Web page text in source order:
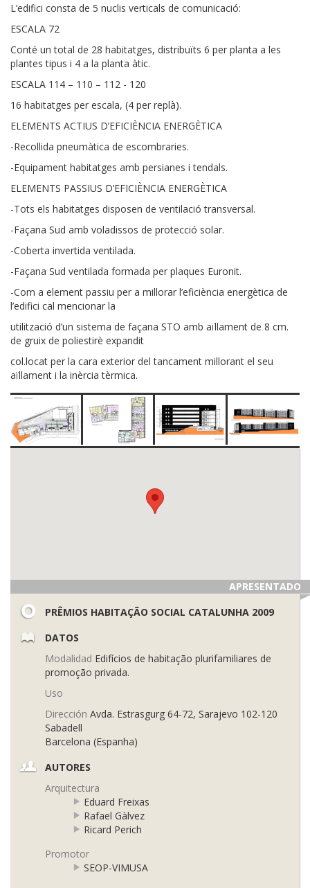
L’edifici consta de 5 nuclis verticals de comunicació:
ESCALA 72
Conté un total de 28 habitatges, distribuïts 6 per planta a les
plantes tipus i 4 a la planta àtic.
ESCALA 114 – 110 – 112 - 120
16 habitatges per escala, (4 per replà).
ELEMENTS ACTIUS D’EFICIÈNCIA ENERGÈTICA
-Recollida pneumàtica de escombraries.
-Equipament habitatges amb persianes i tendals.
ELEMENTS PASSIUS D’EFICIÈNCIA ENERGÈTICA
-Tots els habitatges disposen de ventilació transversal.
-Façana Sud amb voladissos de protecció solar.
-Coberta invertida ventilada.
-Façana Sud ventilada formada per plaques Euronit.
-Com a element passiu per a millorar l’eficiència energètica de
l’edifici cal mencionar la
utilització d’un sistema de façana STO amb aïllament de 8 cm.
de gruix de poliestirè expandit
col.locat per la cara exterior del tancament millorant el seu
aïllament i la inèrcia tèrmica.
APRESENTADO
PRÊMIOS HABITAÇÃO SOCIAL CATALUNHA 2009
DATOS
Modalidad Edifícios de habitação plurifamiliares de
promoção privada.
Uso
Dirección Avda. Estrasgurg 64-72, Sarajevo 102-120
Sabadell
Barcelona (Espanha)
AUTORES
Arquitectura
Eduard Freixas
Rafael Gàlvez
Ricard Perich
Promotor
SEOP-VIMUSA